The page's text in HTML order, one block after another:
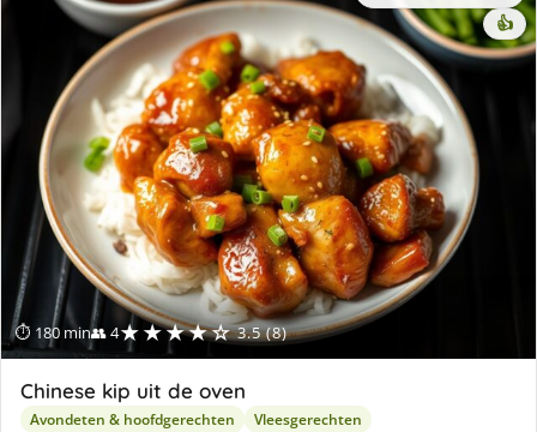
⏱ 180 min👥 4★★★★☆ 3.5 (8)
👍
Chinese kip uit de oven
Avondeten & hoofdgerechten Vleesgerechten